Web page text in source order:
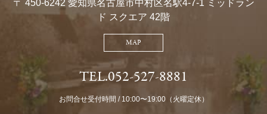
〒 450-6242 愛知県名古屋市中村区名駅4-7-1 ミッドラン
ド スクエア 42階
MAP
TEL.052-527-8881
お問合せ受付時間 / 10:00〜19:00（火曜定休）